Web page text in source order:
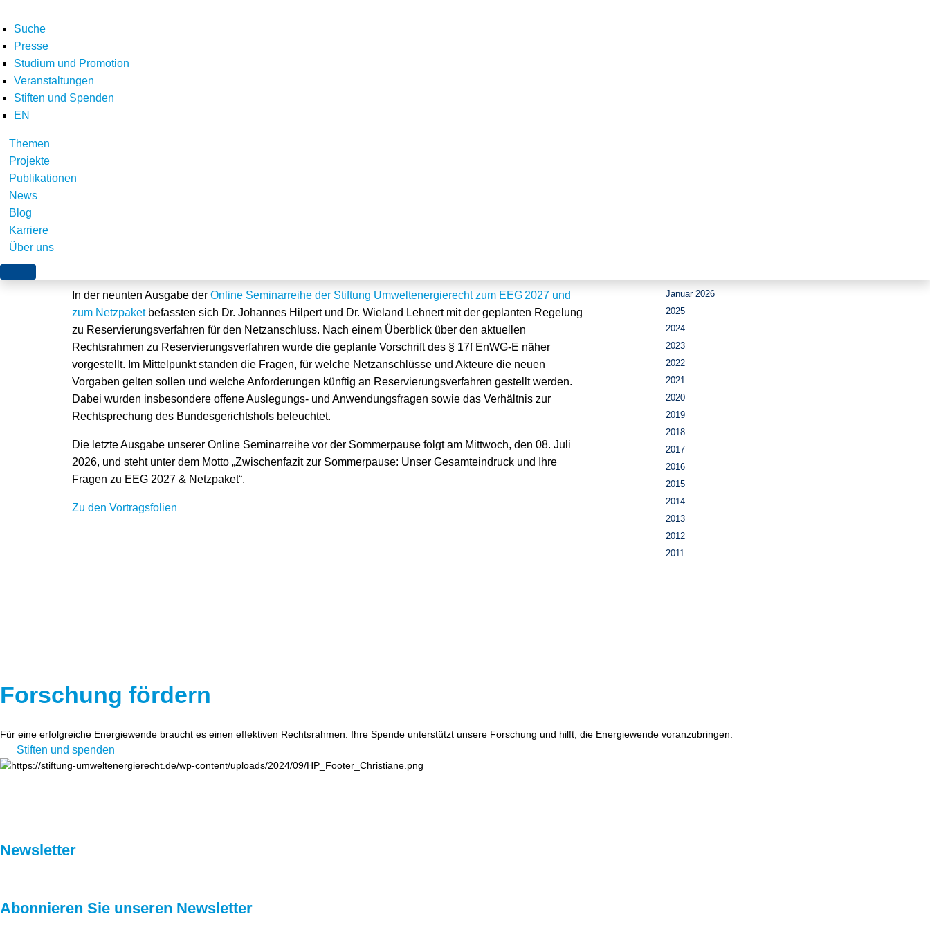
Suche
Presse
Studium und Promotion
Veranstaltungen
Stiften und Spenden
EN
Themen
Projekte
Publikationen
News
Blog
Karriere
Über uns
Reservierungsverfahren im EnWG
In der neunten Ausgabe der Online Seminarreihe der Stiftung Umweltenergierecht zum EEG 2027 und
zum Netzpaketbefassten sich Dr. Johannes Hilpert und Dr. Wieland Lehnert mit der geplanten Regelung
zu Reservierungsverfahren für den Netzanschluss. Nach einem Überblick über den aktuellen
Rechtsrahmen zu Reservierungsverfahren wurde die geplante Vorschrift des § 17f EnWG-E näher
vorgestellt. Im Mittelpunkt standen die Fragen, für welche Netzanschlüsse und Akteure die neuen
Vorgaben gelten sollen und welche Anforderungen künftig an Reservierungsverfahren gestellt werden.
Dabei wurden insbesondere offene Auslegungs- und Anwendungsfragen sowie das Verhältnis zur
Rechtsprechung des Bundesgerichtshofs beleuchtet.
Die letzte Ausgabe unserer Online Seminarreihe vor der Sommerpause folgt am Mittwoch, den 08. Juli
2026, und steht unter dem Motto „Zwischenfazit zur Sommerpause: Unser Gesamteindruck und Ihre
Fragen zu EEG 2027 & Netzpaket“.
Zu den Vortragsfolien
Januar 2026
2025
2024
2023
2022
2021
2020
2019
2018
2017
2016
2015
2014
2013
2012
2011
Forschung fördern
Für eine erfolgreiche Energiewende braucht es einen effektiven Rechtsrahmen. Ihre Spende unterstützt unsere Forschung und hilft, die Energiewende voranzubringen.
Stiften und spenden
Newsletter
Abonnieren Sie unseren Newsletter